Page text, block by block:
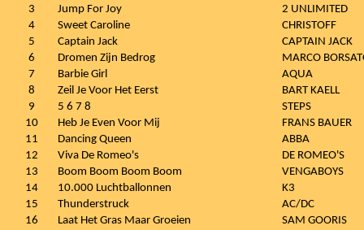
3
Jump For Joy
2 UNLIMITED
4
Sweet Caroline
CHRISTOFF
5
Captain Jack
CAPTAIN JACK
6
Dromen Zijn Bedrog
MARCO
7
Barbie Girl
AQUA
8
Zeil Je Voor Het Eerst
BART KAELL
9
5 6 7 8
STEPS
10
Heb Je Even Voor Mij
FRANS BAUER
11
Dancing Queen
ABBA
12
Viva De Romeo's
DE ROMEO'S
13
Boom Boom Boom Boom
VENGABOYS
14
10.000 Luchtballonnen
K3
15
Thunderstruck
AC/DC
16
Laat Het Gras Maar Groeien
SAM GOORIS